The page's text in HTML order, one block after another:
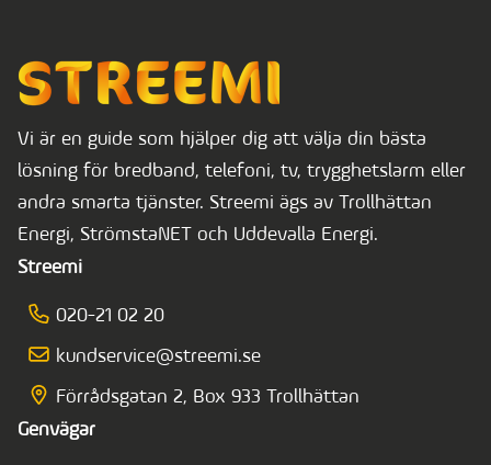
Vi är en guide som hjälper dig att välja din bästa
lösning för bredband, telefoni, tv, trygghetslarm eller
andra smarta tjänster. Streemi ägs av Trollhättan
Energi, StrömstaNET och Uddevalla Energi.
Streemi
020-21 02 20
kundservice@streemi.se
Förrådsgatan 2, Box 933 Trollhättan
Genvägar